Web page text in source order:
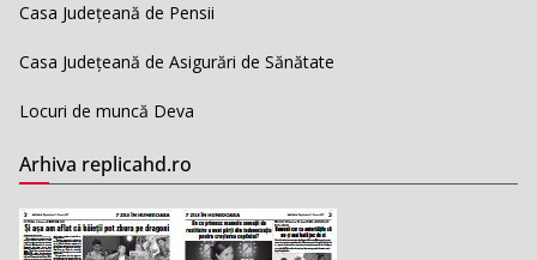
Casa Județeană de Pensii
Casa Județeană de Asigurări de Sănătate
Locuri de muncă Deva
Arhiva replicahd.ro